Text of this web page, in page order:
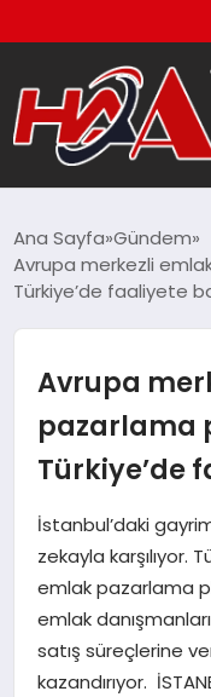
DÜNYA
EKONOMI
MAGAZIN
SAĞLIK
SIYASET
SPOR
Ana Sayfa Gündem
Avrupa merkezli
Türkiye’de faaliyete
Avrupa
pazarlama
Türkiye’de
İstanbul’daki
zekayla karşılıyor.
emlak pazarlama
emlak
satış süreçlerine
kazandırıyor.